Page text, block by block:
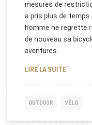
mesures de
a pris plus de temps
homme ne regrette
de nouveau sa
aventures.
LIRE LA SUITETOUR
OUTDOOR VÉLO